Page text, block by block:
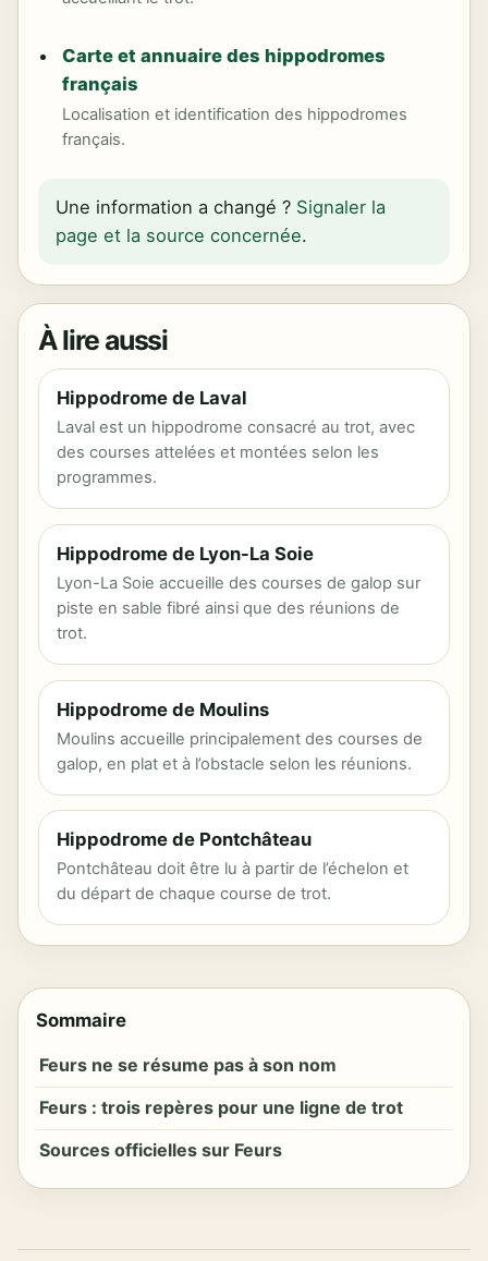
Carte et annuaire des hippodromes
français
Localisation et identification des hippodromes
français.
Une information a changé ? Signaler la
page et la source concernée.
À lire aussi
Hippodrome de Laval
Laval est un hippodrome consacré au trot, avec
des courses attelées et montées selon les
programmes.
Hippodrome de Lyon-La Soie
Lyon-La Soie accueille des courses de galop sur
piste en sable fibré ainsi que des réunions de
trot.
Hippodrome de Moulins
Moulins accueille principalement des courses de
galop, en plat et à l’obstacle selon les réunions.
Hippodrome de Pontchâteau
Pontchâteau doit être lu à partir de l’échelon et
du départ de chaque course de trot.
Sommaire
Feurs ne se résume pas à son nom
Feurs : trois repères pour une ligne de trot
Sources officielles sur Feurs